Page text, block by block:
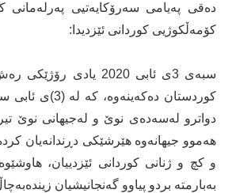
دەقی په‌یامی سه‌رۆكایه‌تیی په‌رله‌مانی
كۆمه‌ڵكوژیی کوردانی ئێزدیدا:
سبه‌ی 3ى ئابى 2020
دواترو لەسەدەی نوێ و لەجیهانی نوێ
هەموو جیهانەوە هێرشێکی دڕندانەیان
و کچ و ژنانی کوردانی ئێزدییان،
بەبارمتە بردو پیاوو گەنجانیشیان